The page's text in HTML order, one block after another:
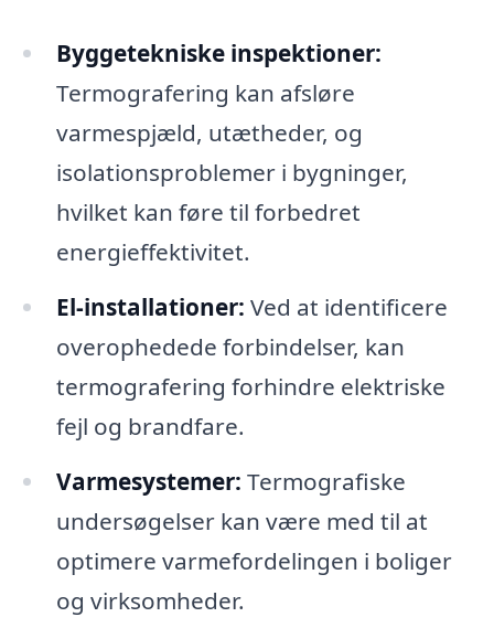
Byggetekniske inspektioner:
Termografering kan afsløre
varmespjæld, utætheder, og
isolationsproblemer i bygninger,
hvilket kan føre til forbedret
energieffektivitet.
El-installationer: Ved at identificere
overophedede forbindelser, kan
termografering forhindre elektriske
fejl og brandfare.
Varmesystemer: Termografiske
undersøgelser kan være med til at
optimere varmefordelingen i boliger
og virksomheder.